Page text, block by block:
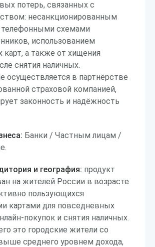
потерь, связанных с
несанкционированным
телефонными схемами
использованием
карт, а также от хищения
снятия наличных.
осуществляется в партнёрстве
страховой компанией,
законность и надёжность
Банки / Частным лицам /
и география: продукт
на жителей России в возрасте
пользующихся
картами для повседневных
покупок и снятия наличных.
это городские жители со
среднего уровнем дохода,